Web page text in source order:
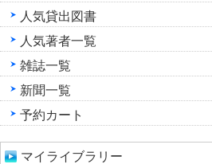
人気貸出図書
人気著者一覧
雑誌一覧
新聞一覧
予約カート
マイライブラリー